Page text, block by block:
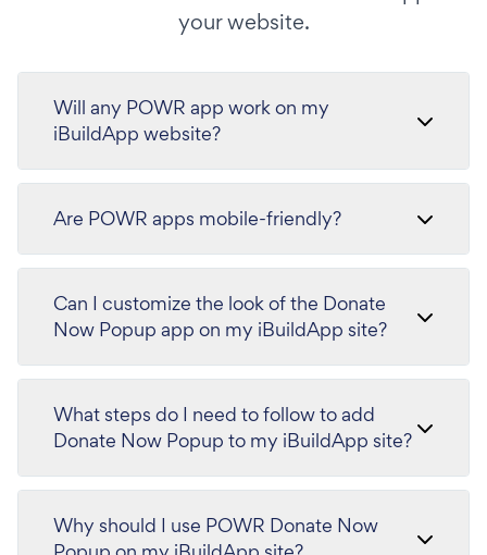
your website.
Will any POWR app work on my
iBuildApp website?
Are POWR apps mobile-friendly?
Can I customize the look of the Donate
Now Popup app on my iBuildApp site?
What steps do I need to follow to add
Donate Now Popup to my iBuildApp site?
Why should I use POWR Donate Now